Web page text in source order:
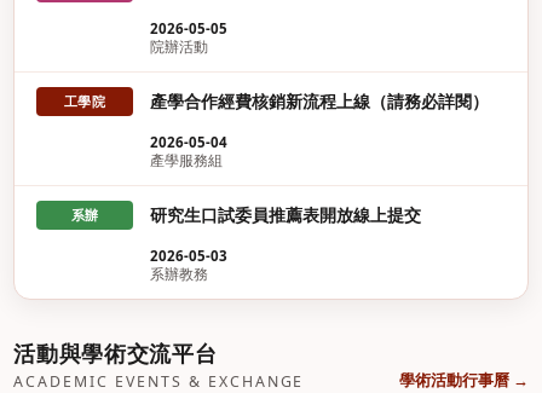
2026-05-05
院辦活動
工學院 產學合作經費核銷新流程上線（請務必詳閱）
2026-05-04
產學服務組
系辦 研究生口試委員推薦表開放線上提交
2026-05-03
系辦教務
活動與學術交流平台
ACADEMIC EVENTS & EXCHANGE 學術活動行事曆 →